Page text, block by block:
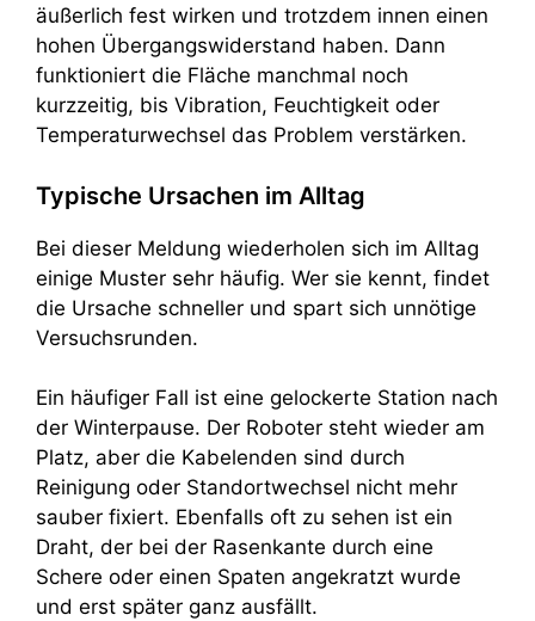
äußerlich fest wirken und trotzdem innen einen
hohen Übergangswiderstand haben. Dann
funktioniert die Fläche manchmal noch
kurzzeitig, bis Vibration, Feuchtigkeit oder
Temperaturwechsel das Problem verstärken.
Typische Ursachen im Alltag
Bei dieser Meldung wiederholen sich im Alltag
einige Muster sehr häufig. Wer sie kennt, findet
die Ursache schneller und spart sich unnötige
Versuchsrunden.
Ein häufiger Fall ist eine gelockerte Station nach
der Winterpause. Der Roboter steht wieder am
Platz, aber die Kabelenden sind durch
Reinigung oder Standortwechsel nicht mehr
sauber fixiert. Ebenfalls oft zu sehen ist ein
Draht, der bei der Rasenkante durch eine
Schere oder einen Spaten angekratzt wurde
und erst später ganz ausfällt.